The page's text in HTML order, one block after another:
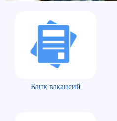
Банк вакансий